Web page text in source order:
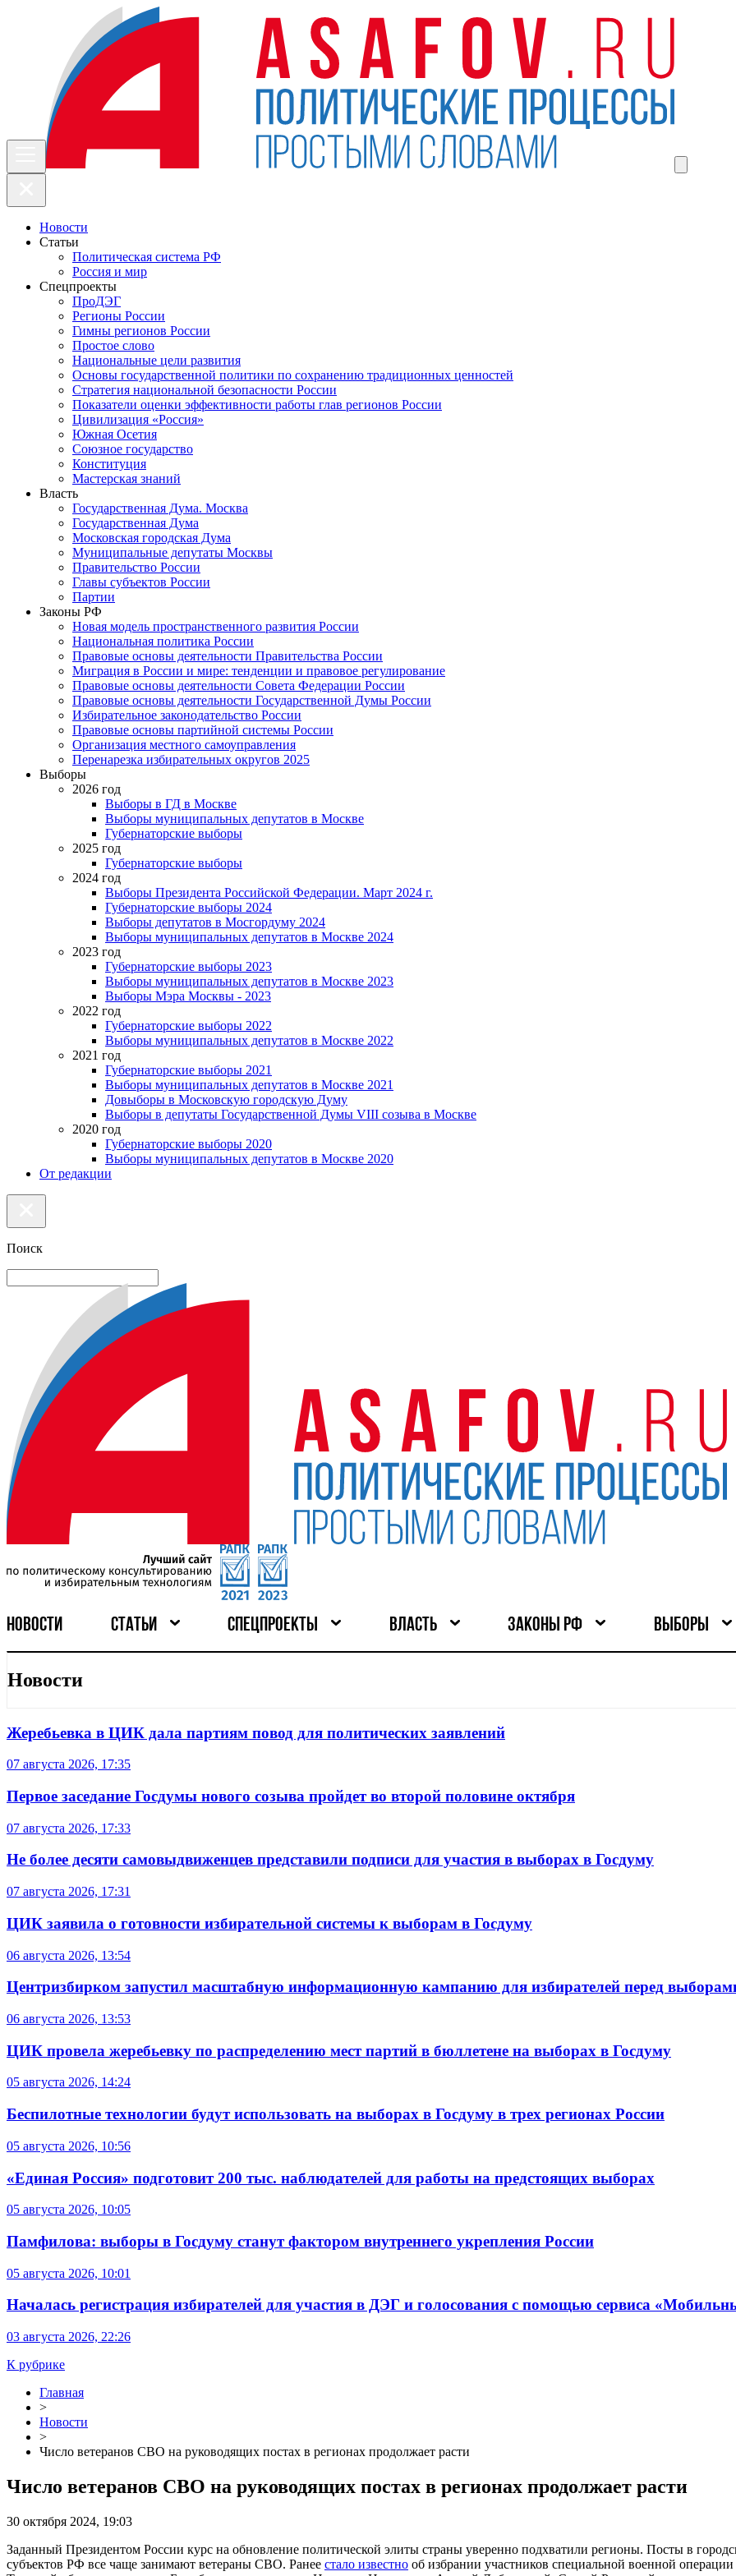
Новости
Статьи
Политическая система РФ
Россия и мир
Спецпроекты
ПроДЭГ
Регионы России
Гимны регионов России
Простое слово
Национальные цели развития
Основы государственной политики по сохранению традиционных ценностей
Стратегия национальной безопасности России
Показатели оценки эффективности работы глав регионов России
Цивилизация «Россия»
Южная Осетия
Союзное государство
Конституция
Мастерская знаний
Власть
Государственная Дума. Москва
Государственная Дума
Московская городская Дума
Муниципальные депутаты Москвы
Правительство России
Главы субъектов России
Партии
Законы РФ
Новая модель пространственного развития России
Национальная политика России
Правовые основы деятельности Правительства России
Миграция в России и мире: тенденции и правовое регулирование
Правовые основы деятельности Совета Федерации России
Правовые основы деятельности Государственной Думы России
Избирательное законодательство России
Правовые основы партийной системы России
Организация местного самоуправления
Перенарезка избирательных округов 2025
Выборы
2026 год
Выборы в ГД в Москве
Выборы муниципальных депутатов в Москве
Губернаторские выборы
2025 год
Губернаторские выборы
2024 год
Выборы Президента Российской Федерации. Март 2024 г.
Губернаторские выборы 2024
Выборы депутатов в Мосгордуму 2024
Выборы муниципальных депутатов в Москве 2024
2023 год
Губернаторские выборы 2023
Выборы муниципальных депутатов в Москве 2023
Выборы Мэра Москвы - 2023
2022 год
Губернаторские выборы 2022
Выборы муниципальных депутатов в Москве 2022
2021 год
Губернаторские выборы 2021
Выборы муниципальных депутатов в Москве 2021
Довыборы в Московскую городскую Думу
Выборы в депутаты Государственной Думы VIII созыва в Москве
2020 год
Губернаторские выборы 2020
Выборы муниципальных депутатов в Москве 2020
От редакции
Поиск
НОВОСТИ СТАТЬИ СПЕЦПРОЕКТЫ ВЛАСТЬ ЗАКОНЫ РФ ВЫБОРЫ
Новости
Жеребьевка в ЦИК дала партиям повод для политических заявлений
07 августа 2026, 17:35
Первое заседание Госдумы нового созыва пройдет во второй половине октября
07 августа 2026, 17:33
Не более десяти самовыдвиженцев представили подписи для участия в выборах в Госдуму
07 августа 2026, 17:31
ЦИК заявила о готовности избирательной системы к выборам в Госдуму
06 августа 2026, 13:54
Центризбирком запустил масштабную информационную кампанию для избирателей перед
06 августа 2026, 13:53
ЦИК провела жеребьевку по распределению мест партий в бюллетене на выборах в Госдуму
05 августа 2026, 14:24
Беспилотные технологии будут использовать на выборах в Госдуму в трех регионах России
05 августа 2026, 10:56
«Единая Россия» подготовит 200 тыс. наблюдателей для работы на предстоящих выборах
05 августа 2026, 10:05
Памфилова: выборы в Госдуму станут фактором внутреннего укрепления России
05 августа 2026, 10:01
Началась регистрация избирателей для участия в ДЭГ и голосования с помощью сервиса
03 августа 2026, 22:26
К рубрике
Главная
>
Новости
>
Число ветеранов СВО на руководящих постах в регионах продолжает расти
Число ветеранов СВО на руководящих постах в регионах продолжает расти
30 октября 2024, 19:03
Заданный Президентом России курс на обновление политической элиты страны уверенно подхватили регионы. Посты в
субъектов РФ все чаще занимают ветераны СВО. Ранее стало известно об избрании участников специальной военной